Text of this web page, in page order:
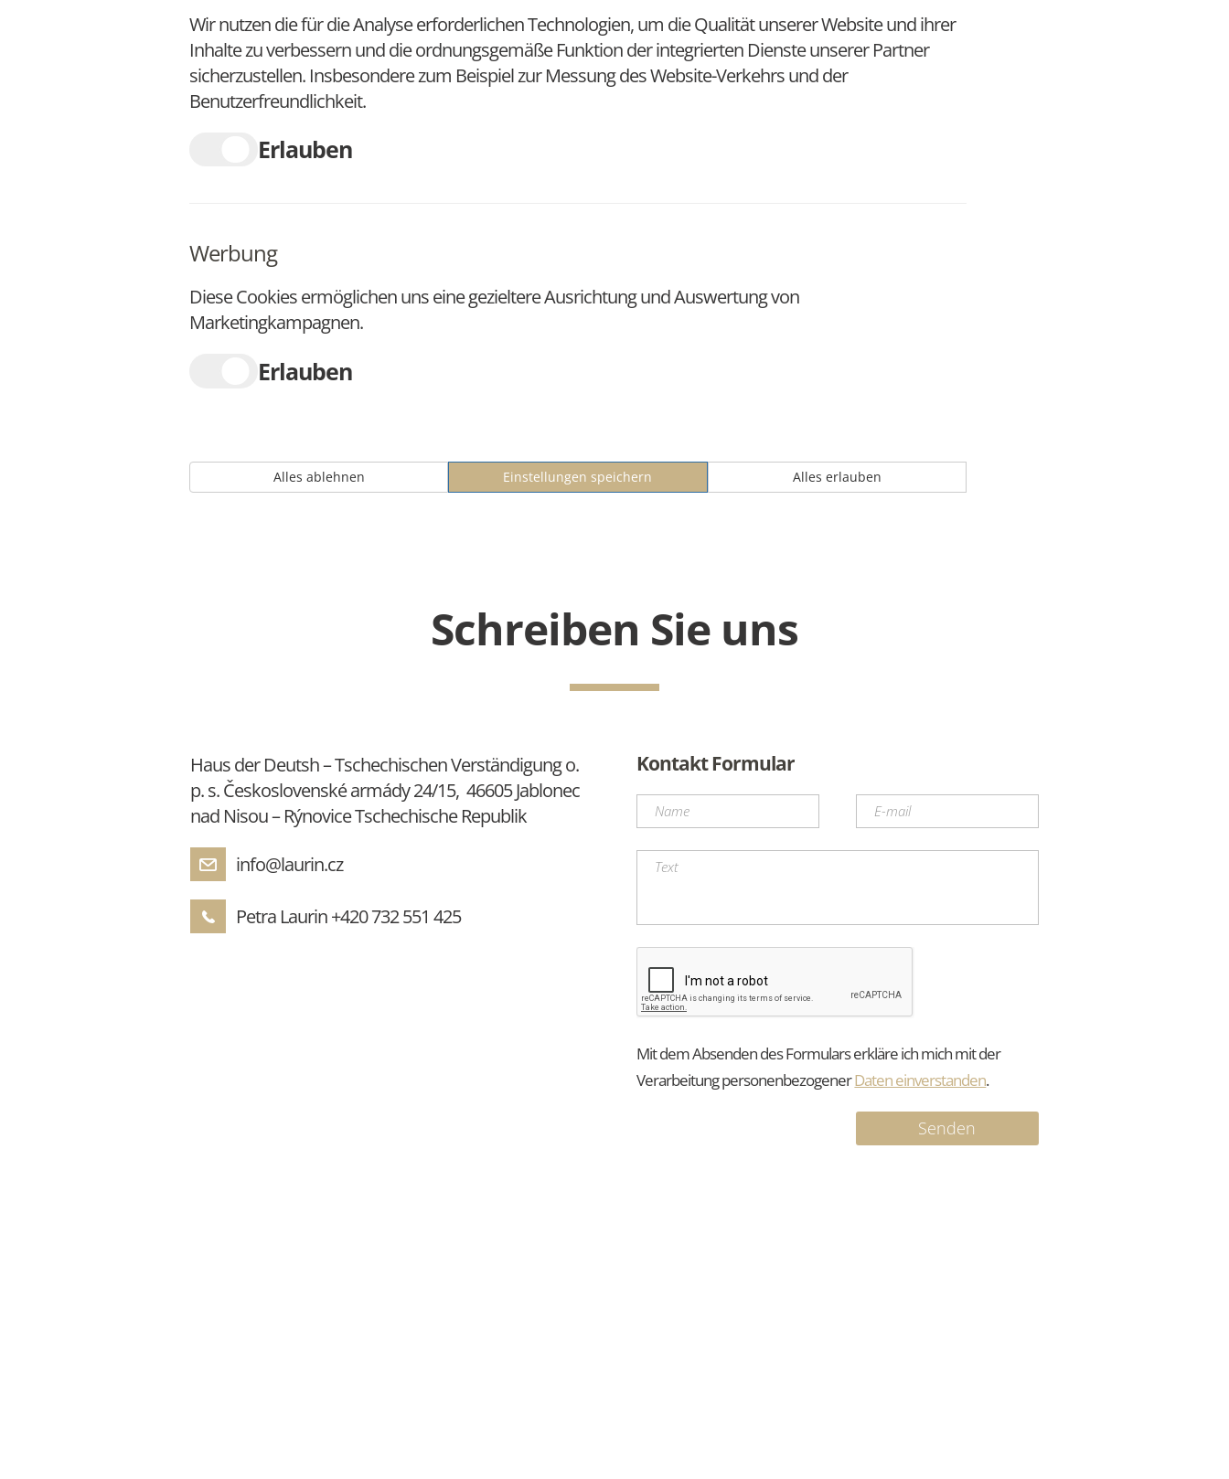
Wir nutzen die für die Analyse erforderlichen Technologien, um die Qualität unserer Website und ihrer
Inhalte zu verbessern und die ordnungsgemäße Funktion der integrierten Dienste unserer Partner
sicherzustellen. Insbesondere zum Beispiel zur Messung des Website-Verkehrs und der
Benutzerfreundlichkeit.
Erlauben
Werbung
Diese Cookies ermöglichen uns eine gezieltere Ausrichtung und Auswertung von
Marketingkampagnen.
Erlauben
Schreiben Sie uns
Haus der Deutsh – Tschechischen Verständigung o.
p. s. Československé armády 24/15, 46605 Jablonec
nad Nisou – Rýnovice Tschechische Republik
info@laurin.cz
Petra Laurin+420 732 551 425
Kontakt Formular
Mit dem Absenden des Formulars erkläre ich mich mit der
Verarbeitung personenbezogenerDaten einverstanden.